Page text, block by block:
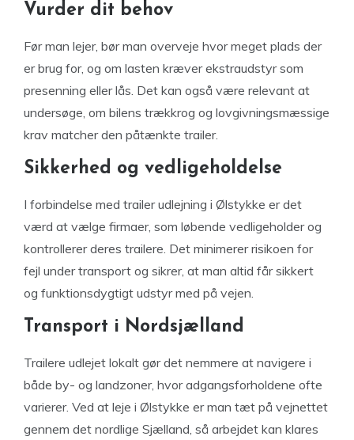
Vurder dit behov
Før man lejer, bør man overveje hvor meget plads der
er brug for, og om lasten kræver ekstraudstyr som
presenning eller lås. Det kan også være relevant at
undersøge, om bilens trækkrog og lovgivningsmæssige
krav matcher den påtænkte trailer.
Sikkerhed og vedligeholdelse
I forbindelse med trailer udlejning i Ølstykke er det
værd at vælge firmaer, som løbende vedligeholder og
kontrollerer deres trailere. Det minimerer risikoen for
fejl under transport og sikrer, at man altid får sikkert
og funktionsdygtigt udstyr med på vejen.
Transport i Nordsjælland
Trailere udlejet lokalt gør det nemmere at navigere i
både by- og landzoner, hvor adgangsforholdene ofte
varierer. Ved at leje i Ølstykke er man tæt på vejnettet
gennem det nordlige Sjælland, så arbejdet kan klares